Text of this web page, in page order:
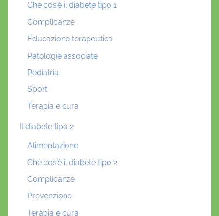
Che cos’è il diabete tipo 1
Complicanze
Educazione terapeutica
Patologie associate
Pediatria
Sport
Terapia e cura
Il diabete tipo 2
Alimentazione
Che cos’è il diabete tipo 2
Complicanze
Prevenzione
Terapia e cura